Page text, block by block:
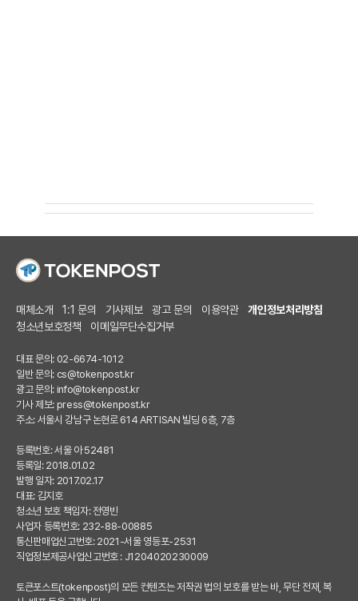
매체소개 1:1 문의 기사제보 광고 문의 이용약관
개인정보처리방침
청소년보호정책
이메일무단수집거부
대표 문의: 02-6674-1012
일반 문의: cs@tokenpost.kr
광고 문의: info@tokenpost.kr
기사 제보: press@tokenpost.kr
주소: 서울시 강남구 논현로 614 ARTISAN 빌딩 6층, 7층
등록번호: 서울 아 52481
등록일: 2018.01.02
발행 일자: 2017.02.17
대표: 김지호
청소년 보호 책임자: 전영빈
사업자 등록번호: 232-88-00885
통신판매업신고번호: 2021-서울 영등포-2531
직업정보제공사업신고번호 : J1204020230009
토큰포스트(tokenpost)의 모든 컨텐츠는 저작권 법의 보호를 받는 바, 무단 전재, 복